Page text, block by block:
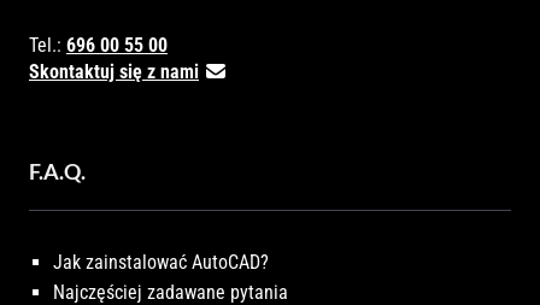
Tel.: 696 00 55 00
Skontaktuj się z nami
F.A.Q.
Jak zainstalować AutoCAD?
Najczęściej zadawane pytania